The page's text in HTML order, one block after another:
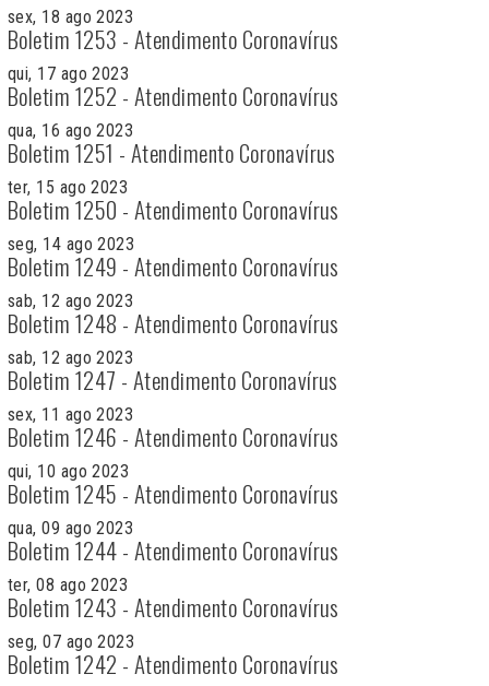
sex, 18 ago 2023
Boletim 1253 - Atendimento Coronavírus
qui, 17 ago 2023
Boletim 1252 - Atendimento Coronavírus
qua, 16 ago 2023
Boletim 1251 - Atendimento Coronavírus
ter, 15 ago 2023
Boletim 1250 - Atendimento Coronavírus
seg, 14 ago 2023
Boletim 1249 - Atendimento Coronavírus
sab, 12 ago 2023
Boletim 1248 - Atendimento Coronavírus
sab, 12 ago 2023
Boletim 1247 - Atendimento Coronavírus
sex, 11 ago 2023
Boletim 1246 - Atendimento Coronavírus
qui, 10 ago 2023
Boletim 1245 - Atendimento Coronavírus
qua, 09 ago 2023
Boletim 1244 - Atendimento Coronavírus
ter, 08 ago 2023
Boletim 1243 - Atendimento Coronavírus
seg, 07 ago 2023
Boletim 1242 - Atendimento Coronavírus